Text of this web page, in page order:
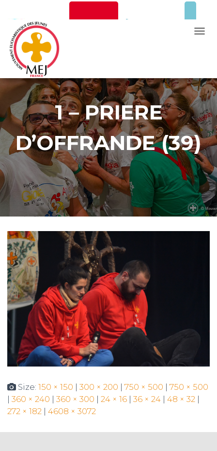
Newsletter
Mentions Légales
G
L
E
N
A
V
I
G
A
T
I
O
1 – PRIERE
D’OFFRANDE (39)
Size: 150 × 150 | 300 × 200 | 750 × 500 | 750 × 500
| 360 × 240 | 360 × 300 | 24 × 16 | 36 × 24 | 48 × 32 |
272 × 182 | 4608 × 3072